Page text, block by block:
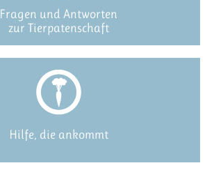
Fragen und Antworten
zur Tierpatenschaft
Hilfe, die ankommt